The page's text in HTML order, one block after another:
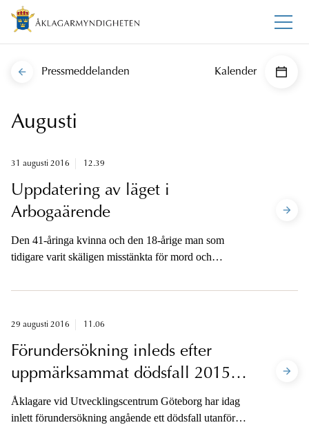
Pressmeddelanden Kalender
Augusti
31 augusti 2016 12.39
Uppdatering av läget i
Arbogaärende
Den 41-åringa kvinna och den 18-årige man som
tidigare varit skäligen misstänkta för mord och
anhållna på sannolika skäl misstänkta för brotten.
29 augusti 2016 11.06
Förundersökning inleds efter
uppmärksammat dödsfall 2015
utanför Arboga
Åklagare vid Utvecklingscentrum Göteborg har idag
inlett förundersökning angående ett dödsfall utanför